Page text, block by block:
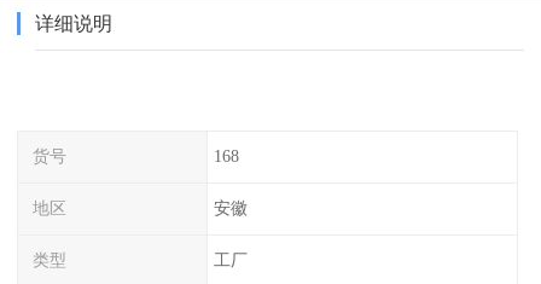
详细说明
货号 168
地区 安徽
类型 工厂